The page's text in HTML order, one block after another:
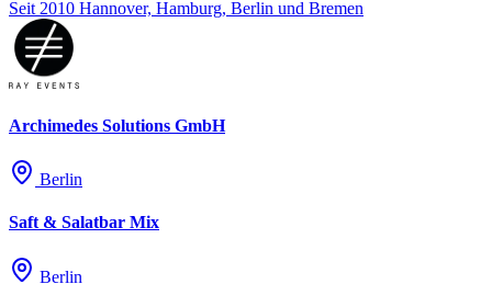
Seit 2010 Hannover, Hamburg, Berlin und Bremen
Archimedes Solutions GmbH
Berlin
Saft & Salatbar Mix
Berlin